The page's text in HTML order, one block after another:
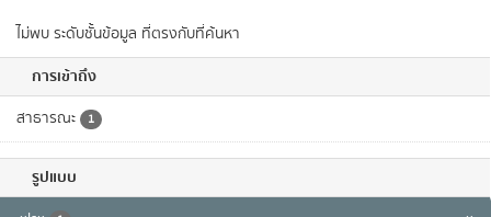
ไม่พบ ระดับชั้นข้อมูล ที่ตรงกับที่ค้นหา
การเข้าถึง
สาธารณะ 1
รูปแบบ